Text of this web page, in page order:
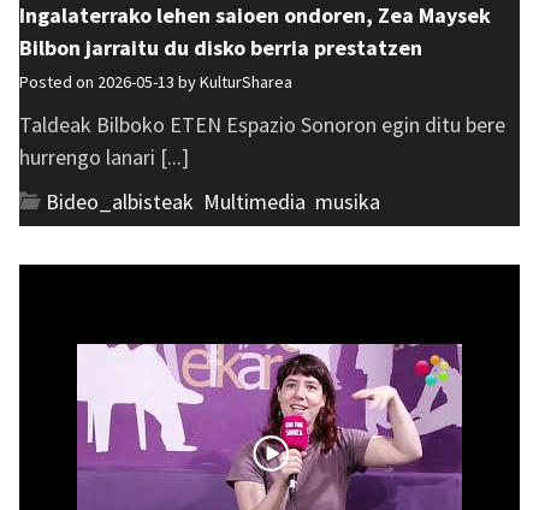
Ingalaterrako lehen saioen ondoren, Zea Maysek
Bilbon jarraitu du disko berria prestatzen
Posted on 2026-05-13 byKulturSharea
Taldeak Bilboko ETEN Espazio Sonoron egin ditu bere
hurrengo lanari [...]
Bideo_albisteak Multimedia musika